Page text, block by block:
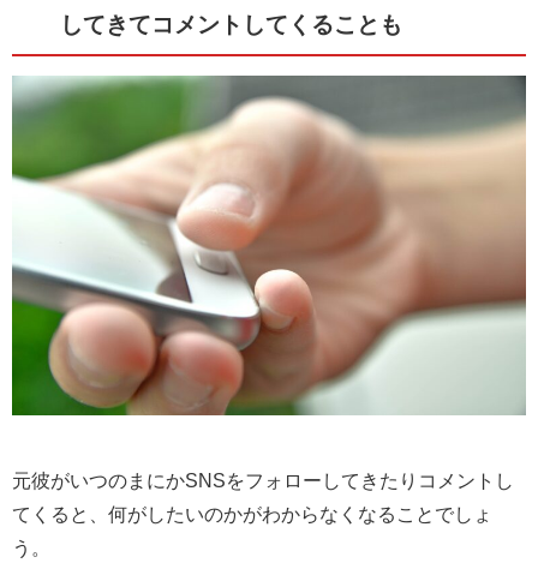
してきてコメントしてくることも
元彼がいつのまにかSNSをフォローしてきたりコメントし
てくると、何がしたいのかがわからなくなることでしょ
う。